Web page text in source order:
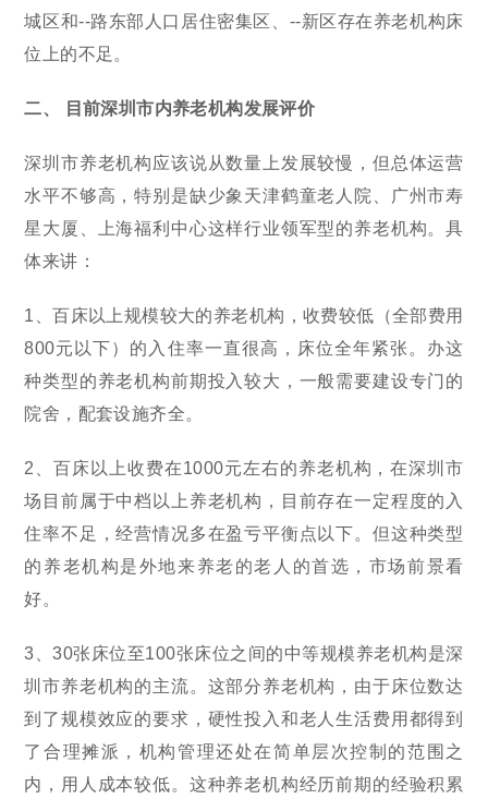
城区和--路东部人口居住密集区、--新区存在养老机构床
位上的不足。
二、 目前深圳市内养老机构发展评价
深圳市养老机构应该说从数量上发展较慢，但总体运营
水平不够高，特别是缺少象天津鹤童老人院、广州市寿
星大厦、上海福利中心这样行业领军型的养老机构。具
体来讲：
1、百床以上规模较大的养老机构，收费较低（全部费用
800元以下）的入住率一直很高，床位全年紧张。办这
种类型的养老机构前期投入较大，一般需要建设专门的
院舍，配套设施齐全。
2、百床以上收费在1000元左右的养老机构，在深圳市
场目前属于中档以上养老机构，目前存在一定程度的入
住率不足，经营情况多在盈亏平衡点以下。但这种类型
的养老机构是外地来养老的老人的首选，市场前景看
好。
3、30张床位至100张床位之间的中等规模养老机构是深
圳市养老机构的主流。这部分养老机构，由于床位数达
到了规模效应的要求，硬性投入和老人生活费用都得到
了合理摊派，机构管理还处在简单层次控制的范围之
内，用人成本较低。这种养老机构经历前期的经验积累